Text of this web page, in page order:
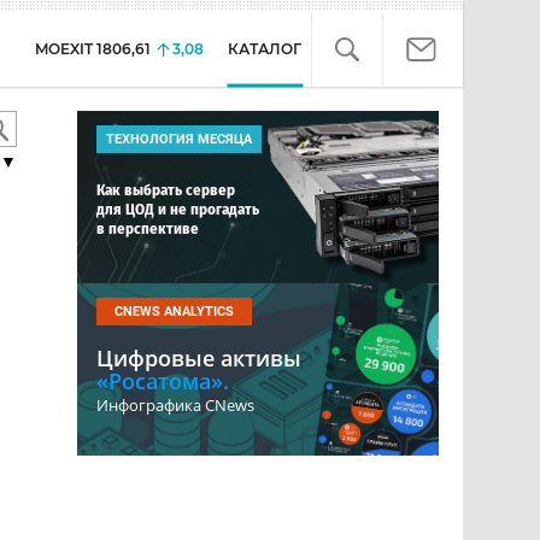
MOEXIT 1806,61 3,08 КАТАЛОГ
▼
ТЕХНОЛОГИЯ МЕСЯЦА
Как выбрать сервер
для ЦОД и не прогадать
в перспективе
CNEWS ANALYTICS
Цифровые активы
«Росатома».
Инфографика CNews